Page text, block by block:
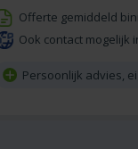
Offerte gemiddeld
Ook contact mogelijk
Persoonlijk advies,